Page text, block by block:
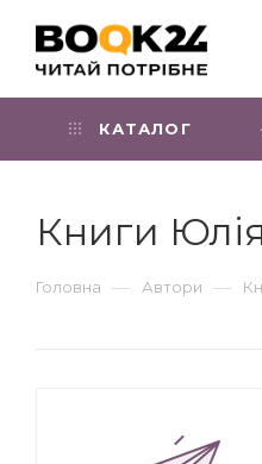
КАТАЛОГ
Книги
Головна — Автори —